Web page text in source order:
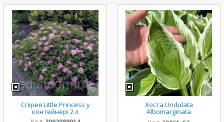
Спірея Little Princess у
контейнері 2 л
Хоста Undulata
Albomarginata
(Альбомарджината)